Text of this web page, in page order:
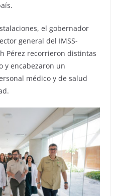
el gobernador
general del IMSS-
Pérez recorrieron distintas
y encabezaron un
médico y de salud